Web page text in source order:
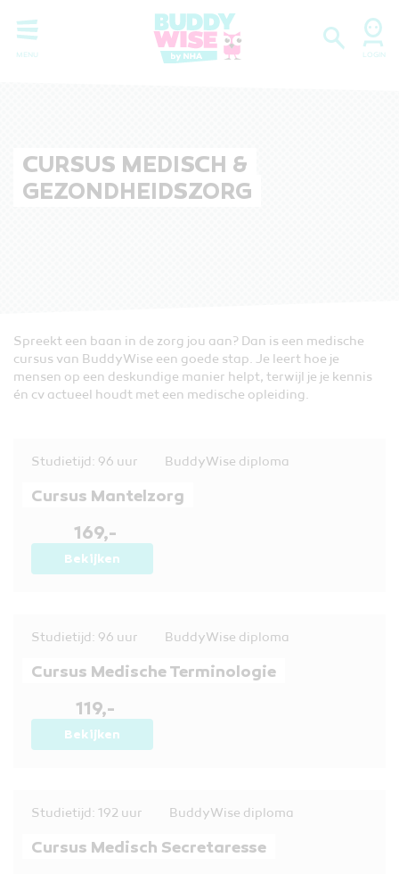
CURSUS MEDISCH &
GEZONDHEIDSZORG
Spreekt een baan in de zorg jou aan? Dan is een medische
cursus van BuddyWise een goede stap. Je leert hoe je
mensen op een deskundige manier helpt, terwijl je je kennis
én cv actueel houdt met een medische opleiding.
Studietijd: 96 uur BuddyWise diploma
Cursus Mantelzorg
169,-
Bekijken
Studietijd: 96 uur BuddyWise diploma
Cursus Medische Terminologie
119,-
Bekijken
Studietijd: 192 uur BuddyWise diploma
Cursus Medisch Secretaresse